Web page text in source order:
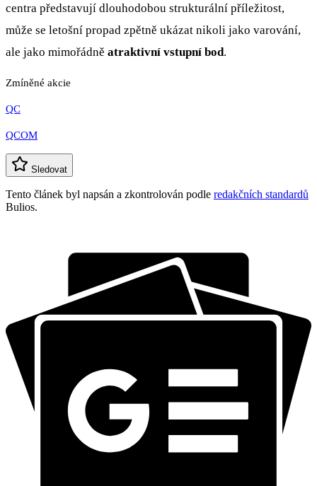
centra představují dlouhodobou strukturální příležitost,
může se letošní propad zpětně ukázat nikoli jako varování,
ale jako mimořádně atraktivní vstupní bod.
Zmíněné akcie
QC
QCOM
Sledovat
Tento článek byl napsán a zkontrolován podle redakčních standardů
Bulios.